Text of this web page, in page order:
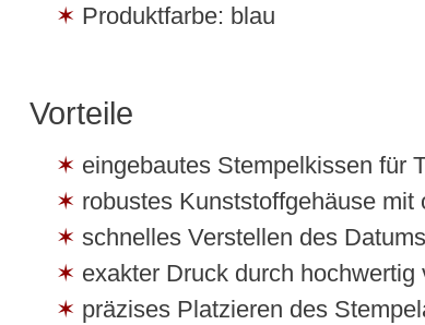
Produktfarbe: blau
Vorteile
eingebautes Stempelkissen für
robustes Kunststoffgehäuse mit
schnelles Verstellen des
exakter Druck durch
präzises Platzieren des